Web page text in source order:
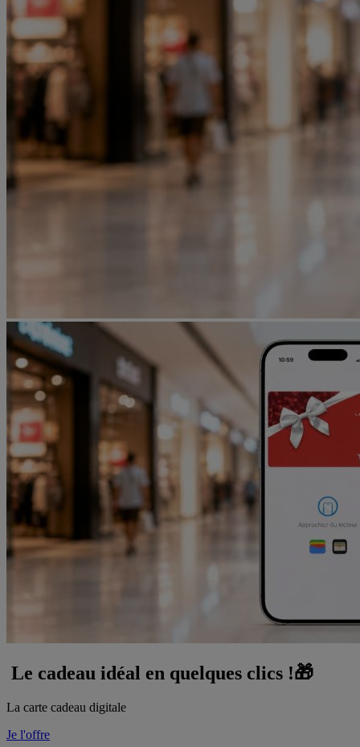
Le cadeau idéal en quelques clics !🎁
La carte cadeau digitale
Je l'offre